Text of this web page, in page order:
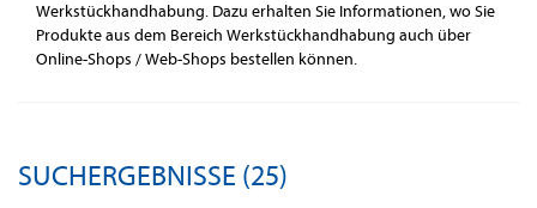
Werkstückhandhabung. Dazu erhalten Sie Informationen, wo Sie
Produkte aus dem Bereich Werkstückhandhabung auch über
Online-Shops / Web-Shops bestellen können.
SUCHERGEBNISSE (25)